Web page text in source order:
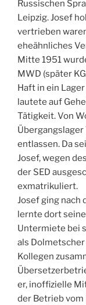
Russischen
Leipzig. Josef
vertrieben
eheähnliches
Mitte 1951
MWD (später
Haft in ein
lautete auf
Tätigkeit. Von
Übergangslager
entlassen. Da
Josef, wegen
der SED
exmatrikuliert.
Josef ging nach
lernte dort
Untermiete bei
als
Kollegen
er, inoffizielle
der Betrieb vom